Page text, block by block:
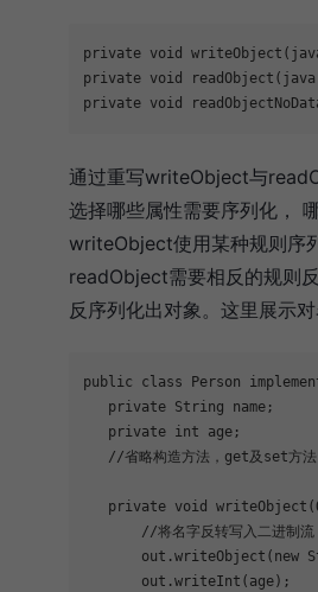
private void writeObject
private void readObject
private void
通过重写writeObject与
选择哪些属性需要序列化，
writeObject使用某种规则序
readObject需要相反的规则
反序列化出对象。这里展示对
public class Person
private String name;
private int age;
//省略构造方法，get及set方法
private void writeObject
//将名字反转写入二进制流
out.writeObject( new
out.writeInt(age);